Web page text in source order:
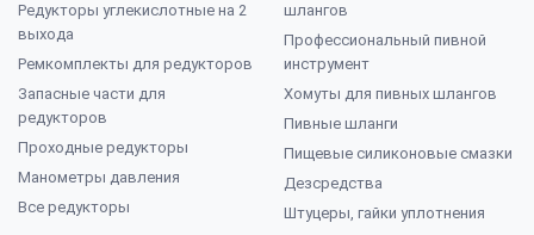
Редукторы углекислотные на 2
выхода
Ремкомплекты для редукторов
Запасные части для
редукторов
Проходные редукторы
Манометры давления
Все редукторы
шлангов
Профессиональный пивной
инструмент
Хомуты для пивных шлангов
Пивные шланги
Пищевые силиконовые смазки
Дезсредства
Штуцеры, гайки уплотнения